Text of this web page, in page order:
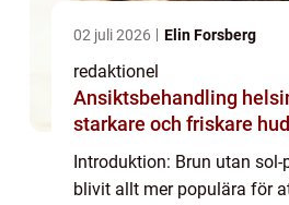
02 juli 2026 Elin Forsberg
redaktionel
Ansiktsbehandling
starkare och friskare hud
Introduktion: Brun utan
blivit allt mer populära för